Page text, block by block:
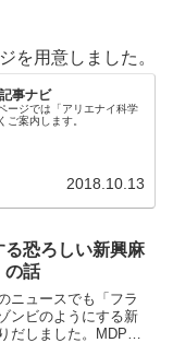
を用意しました。
事ナビ
ージでは「アリエナイ科学
ご案内します。
2018.10.13
る恐ろしい新興麻
の話
ニュースでも「フラ
ンビのようにする新
だしました。MDPV